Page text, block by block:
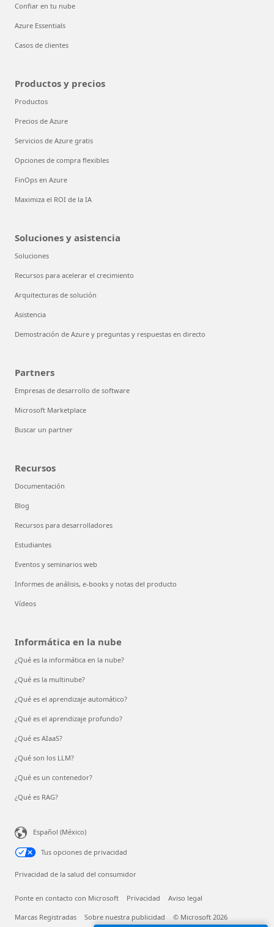
Confiar en tu nube
Azure Essentials
Casos de clientes
Productos y precios
Productos
Precios de Azure
Servicios de Azure gratis
Opciones de compra flexibles
FinOps en Azure
Maximiza el ROI de la IA
Soluciones y asistencia
Soluciones
Recursos para acelerar el crecimiento
Arquitecturas de solución
Asistencia
Demostración de Azure y preguntas y respuestas en directo
Partners
Empresas de desarrollo de software
Microsoft Marketplace
Buscar un partner
Recursos
Documentación
Blog
Recursos para desarrolladores
Estudiantes
Eventos y seminarios web
Informes de análisis, e-books y notas del producto
Vídeos
Informática en la nube
¿Qué es la informática en la nube?
¿Qué es la multinube?
¿Qué es el aprendizaje automático?
¿Qué es el aprendizaje profundo?
¿Qué es AIaaS?
¿Qué son los LLM?
¿Qué es un contenedor?
¿Qué es RAG?
Español (México)
Tus opciones de privacidad
Privacidad de la salud del consumidor
Ponte en contacto con Microsoft Privacidad Aviso legal
Marcas Registradas Sobre nuestra publicidad © Microsoft 2026